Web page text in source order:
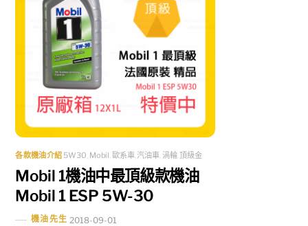
各款機油介紹 5W30, Mobil, 歐系車,汽油車, 渦輪,頂級金
Mobil 1機油中最頂級款機油
Mobil 1 ESP 5W-30
機油先生 2018-09-01